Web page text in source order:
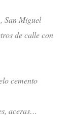
San Miguel
de calle con
cemento
aceras…